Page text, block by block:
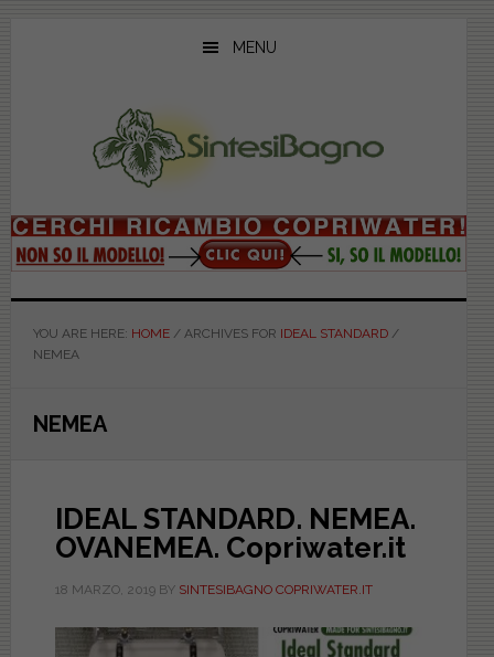
MENU
YOU ARE HERE: HOME /ARCHIVES FOR IDEAL STANDARD /
NEMEA
NEMEA
IDEAL STANDARD. NEMEA.
OVANEMEA. Copriwater.it
18 MARZO, 2019BY SINTESIBAGNO COPRIWATER.IT